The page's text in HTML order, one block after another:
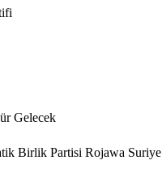
Gelecek
Birlik Partisi Rojawa Suriye